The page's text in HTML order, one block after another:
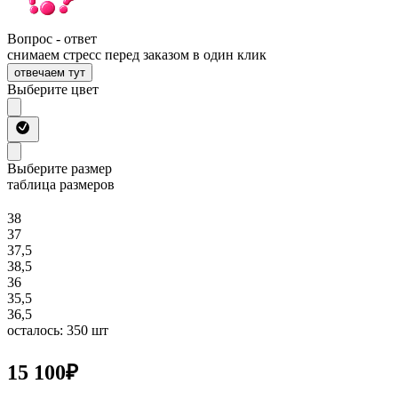
Вопрос - ответ
снимаем стресс перед заказом в один клик
отвечаем тут
Выберите цвет
Выберите размер
таблица размеров
38
37
37,5
38,5
36
35,5
36,5
осталось: 350 шт
15 100₽